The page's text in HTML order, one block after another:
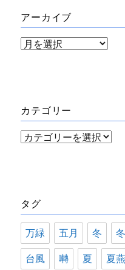
アーカイブ
ア
ブ
カテゴリー
カ
ー
タグ
万緑 五月 冬
台風 囀 夏 夏燕